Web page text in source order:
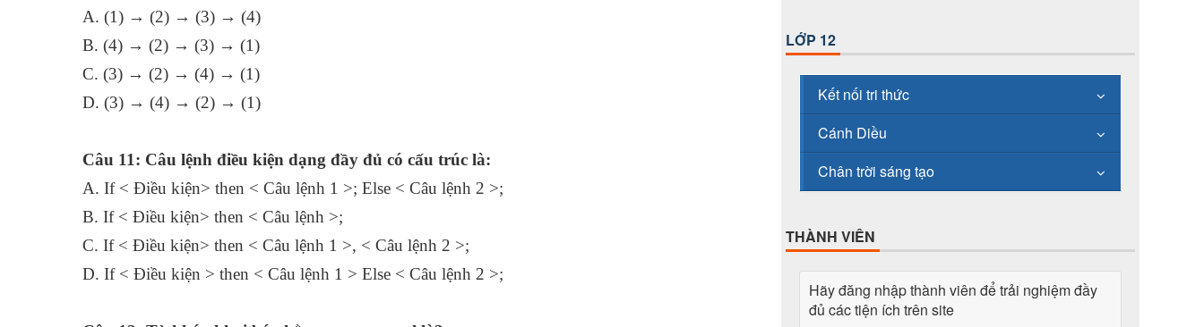
A. (1) → (2) → (3) → (4)
B. (4) → (2) → (3) → (1)
C. (3) → (2) → (4) → (1)
D. (3) → (4) → (2) → (1)
Câu 11: Câu lệnh điều kiện dạng đầy đủ có cấu trúc là:
A. If < Điều kiện> then < Câu lệnh 1 >; Else < Câu lệnh 2 >;
B. If < Điều kiện> then < Câu lệnh >;
C. If < Điều kiện> then < Câu lệnh 1 >, < Câu lệnh 2 >;
D. If < Điều kiện > then < Câu lệnh 1 > Else < Câu lệnh 2 >;
LỚP 12
Kết nối tri thức
Cánh Diều
Chân trời sáng tạo
THÀNH VIÊN
Hãy đăng nhập thành viên để trải nghiệm đầy
đủ các tiện ích trên site